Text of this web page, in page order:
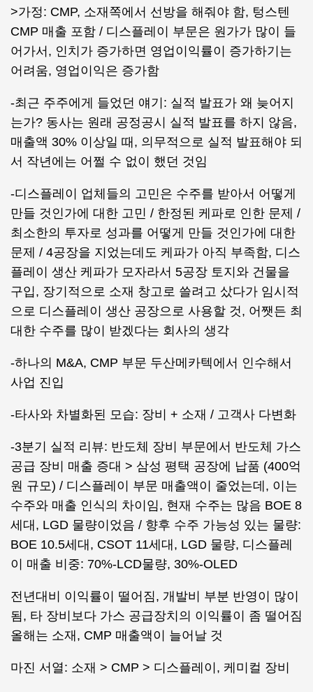
>가정: CMP, 소재쪽에서 선방을 해줘야 함, 텅스텐
CMP 매출 포함 / 디스플레이 부문은 원가가 많이 들
어가서, 인치가 증가하면 영업이익률이 증가하기는
어려움, 영업이익은 증가함
-최근 주주에게 들었던 얘기: 실적 발표가 왜 늦어지
는가? 동사는 원래 공정공시 실적 발표를 하지 않음,
매출액 30% 이상일 때, 의무적으로 실적 발표해야 되
서 작년에는 어쩔 수 없이 했던 것임
-디스플레이 업체들의 고민은 수주를 받아서 어떻게
만들 것인가에 대한 고민 / 한정된 케파로 인한 문제 /
최소한의 투자로 성과를 어떻게 만들 것인가에 대한
문제 / 4공장을 지었는데도 케파가 아직 부족함, 디스
플레이 생산 케파가 모자라서 5공장 토지와 건물을
구입, 장기적으로 소재 창고로 쓸려고 샀다가 임시적
으로 디스플레이 생산 공장으로 사용할 것, 어쨋든 최
대한 수주를 많이 받겠다는 회사의 생각
-하나의 M&A, CMP 부문 두산메카텍에서 인수해서
사업 진입
-타사와 차별화된 모습: 장비 + 소재 / 고객사 다변화
-3분기 실적 리뷰: 반도체 장비 부문에서 반도체 가스
공급 장비 매출 증대 > 삼성 평택 공장에 납품 (400억
원 규모) / 디스플레이 부문 매출액이 줄었는데, 이는
수주와 매출 인식의 차이임, 현재 수주는 많음 BOE 8
세대, LGD 물량이었음 / 향후 수주 가능성 있는 물량:
BOE 10.5세대, CSOT 11세대, LGD 물량, 디스플레
이 매출 비중: 70%-LCD물량, 30%-OLED
전년대비 이익률이 떨어짐, 개발비 부분 반영이 많이
됨, 타 장비보다 가스 공급장치의 이익률이 좀 떨어짐
올해는 소재, CMP 매출액이 늘어날 것
마진 서열: 소재 > CMP > 디스플레이, 케미컬 장비